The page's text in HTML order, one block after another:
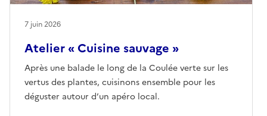
Atelier « Cuisine sauvage »
Après une balade le long de la Coulée verte sur les
vertus des plantes, cuisinons ensemble pour les
déguster autour d’un apéro local.
7 juin 2026